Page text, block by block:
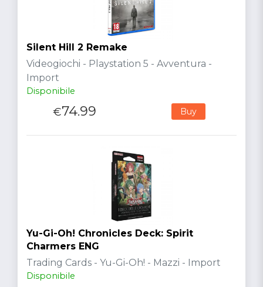
Silent Hill 2 Remake
Videogiochi - Playstation 5 - Avventura -
Import
Disponibile
€74.99 Buy
Yu-Gi-Oh! Chronicles Deck: Spirit
Charmers ENG
Trading Cards - Yu-Gi-Oh! - Mazzi - Import
Disponibile